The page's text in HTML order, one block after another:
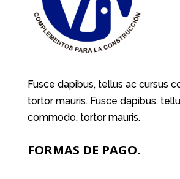
Fusce dapibus, tellus ac cursus
tortor mauris. Fusce dapibus,
commodo, tortor mauris.
FORMAS DE PAGO.